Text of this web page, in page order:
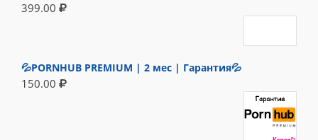
399.00
💦PORNHUB PREMIUM | 2 мес | Гарантия💦
150.00